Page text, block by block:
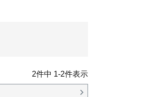
2件中 1-2件表示